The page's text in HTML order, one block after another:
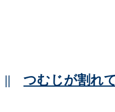
|| つむじが割れ